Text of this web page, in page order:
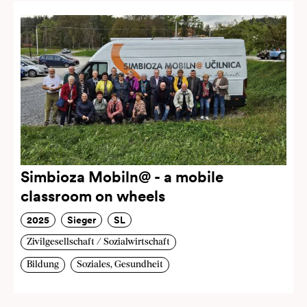
Simbioza Mobiln@ - a mobile
classroom on wheels
2025 Sieger SL
Zivilgesellschaft / Sozialwirtschaft
Bildung Soziales, Gesundheit